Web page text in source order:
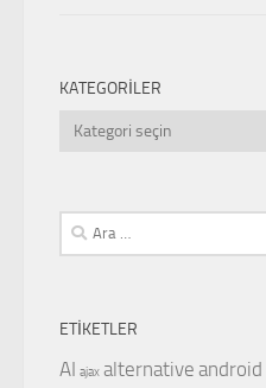
KATEGORILER
Kategoriler
Arama:
ETIKETLER
AI ajax alternative android